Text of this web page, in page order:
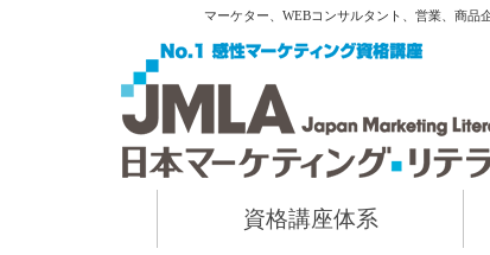
マーケター、WEBコンサルタント、営業、商品
資格講座体系